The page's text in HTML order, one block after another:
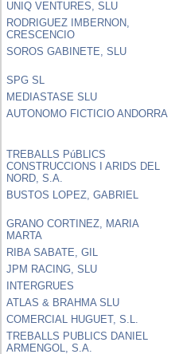
UNIQ VENTURES, SLU
RODRIGUEZ IMBERNON,
CRESCENCIO
SOROS GABINETE, SLU
SPG SL
MEDIASTASE SLU
AUTONOMO FICTICIO ANDORRA
TREBALLS PúBLICS
CONSTRUCCIONS I ARIDS DEL
NORD, S.A.
BUSTOS LOPEZ, GABRIEL
GRANO CORTINEZ, MARIA
MARTA
RIBA SABATE, GIL
JPM RACING, SLU
INTERGRUES
ATLAS & BRAHMA SLU
COMERCIAL HUGUET, S.L.
TREBALLS PUBLICS DANIEL
ARMENGOL, S.A.